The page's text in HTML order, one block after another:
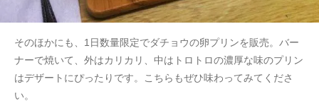
そのほかにも、1日数量限定でダチョウの卵プリンを販売。バー
ナーで焼いて、外はカリカリ、中はトロトロの濃厚な味のプリン
はデザートにぴったりです。こちらもぜひ味わってみてくださ
い。